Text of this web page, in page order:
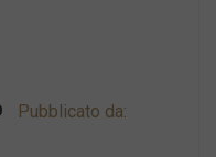
Pubblicato da: